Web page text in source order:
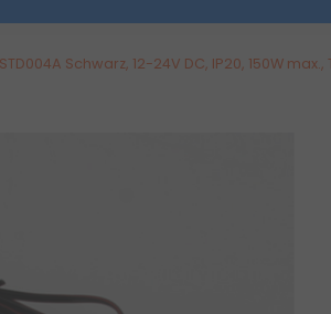
Schwarz, 12-24V DC, IP20, 150W